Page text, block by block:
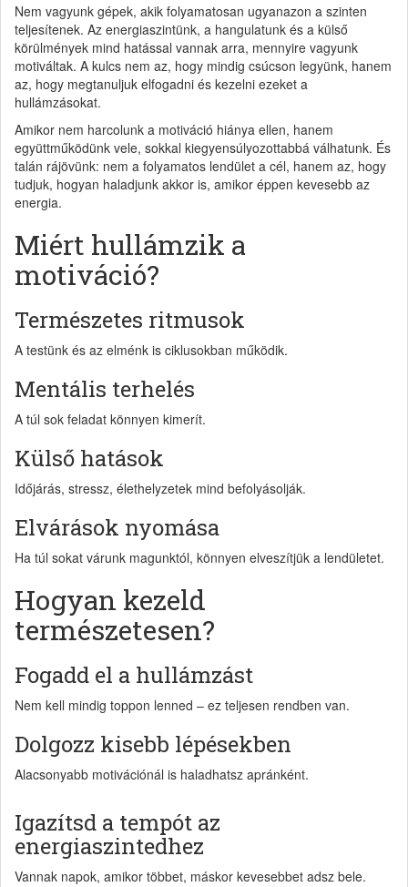
Nem vagyunk gépek, akik folyamatosan ugyanazon a szinten
teljesítenek. Az energiaszintünk, a hangulatunk és a külső
körülmények mind hatással vannak arra, mennyire vagyunk
motiváltak. A kulcs nem az, hogy mindig csúcson legyünk, hanem
az, hogy megtanuljuk elfogadni és kezelni ezeket a
hullámzásokat.
Amikor nem harcolunk a motiváció hiánya ellen, hanem
együttműködünk vele, sokkal kiegyensúlyozottabbá válhatunk. És
talán rájövünk: nem a folyamatos lendület a cél, hanem az, hogy
tudjuk, hogyan haladjunk akkor is, amikor éppen kevesebb az
energia.
Miért hullámzik a
motiváció?
Természetes ritmusok
A testünk és az elménk is ciklusokban működik.
Mentális terhelés
A túl sok feladat könnyen kimerít.
Külső hatások
Időjárás, stressz, élethelyzetek mind befolyásolják.
Elvárások nyomása
Ha túl sokat várunk magunktól, könnyen elveszítjük a lendületet.
Hogyan kezeld
természetesen?
Fogadd el a hullámzást
Nem kell mindig toppon lenned – ez teljesen rendben van.
Dolgozz kisebb lépésekben
Alacsonyabb motivációnál is haladhatsz apránként.
Igazítsd a tempót az
energiaszintedhez
Vannak napok, amikor többet, máskor kevesebbet adsz bele.